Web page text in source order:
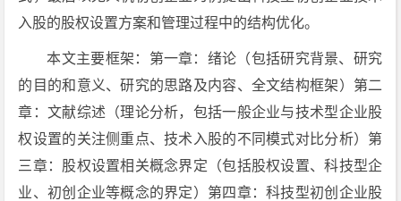
入股的股权设置方案和管理过程中的结构优化。
本文主要框架：第一章：绪论（包括研究背景、研究
的目的和意义、研究的思路及内容、全文结构框架）第二
章：文献综述（理论分析，包括一般企业与技术型企业股
权设置的关注侧重点、技术入股的不同模式对比分析）第
三章：股权设置相关概念界定（包括股权设置、科技型企
业、初创企业等概念的界定）第四章：科技型初创企业股